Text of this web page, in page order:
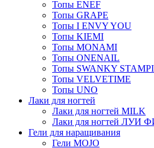
Топы ENEF
Топы GRAPE
Топы I ENVY YOU
Топы KIEMI
Топы MONAMI
Топы ONENAIL
Топы SWANKY
Топы VELVETIME
Топы UNO
Лаки для ногтей
Лаки для ногтей MILK
Лаки для ногтей ЛУИ
Гели для наращивания
Гели MOJO